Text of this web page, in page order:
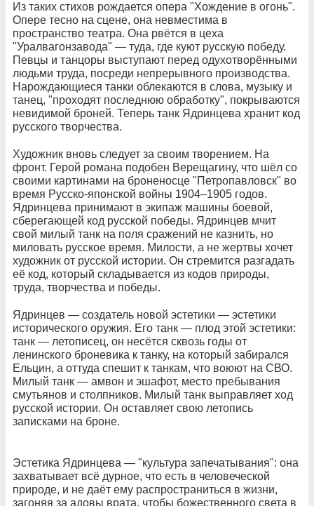
Из таких стихов рождается опера "Хождение в огонь".
Опере тесно на сцене, она невместима в
пространство театра. Она рвётся в цеха
"Уралвагонзавода" — туда, где куют русскую победу.
Певцы и танцоры выступают перед одухотворёнными
людьми труда, посреди непрерывного производства.
Нарождающиеся танки облекаются в слова, музыку и
танец, "проходят последнюю обработку", покрываются
невидимой броней. Теперь танк Ядринцева хранит код
русского творчества.
Художник вновь следует за своим творением. На
фронт. Герой романа подобен Верещагину, что шёл со
своими картинами на броненосце "Петропавловск" во
время Русско-японской войны 1904–1905 годов.
Ядринцева принимают в экипаж машины боевой,
сберегающей код русской победы. Ядринцев мчит
свой милый танк на поля сражений не казнить, но
миловать русское время. Милости, а не жертвы хочет
художник от русской истории. Он стремится разгадать
её код, который складывается из кодов природы,
труда, творчества и победы.
Ядринцев — создатель новой эстетики — эстетики
исторического оружия. Его танк — плод этой эстетики:
танк — летописец, он несётся сквозь годы от
ленинского броневика к танку, на который забирался
Ельцин, а оттуда спешит к танкам, что воюют на СВО.
Милый танк — амвон и эшафот, место пребывания
смутьянов и столпников. Милый танк выправляет ход
русской истории. Он оставляет свою летопись
записками на броне.
Эстетика Ядринцева — "культура запечатывания": она
захватывает всё дурное, что есть в человеческой
природе, и не даёт ему распространиться в жизни,
загоняя за адовы врата, чтобы божественного света в